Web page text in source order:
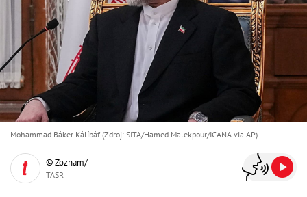
Mohammad Báker Kálíbáf (Zdroj: SITA/Hamed Malekpour/ICANA via AP)
© Zoznam/
TASR